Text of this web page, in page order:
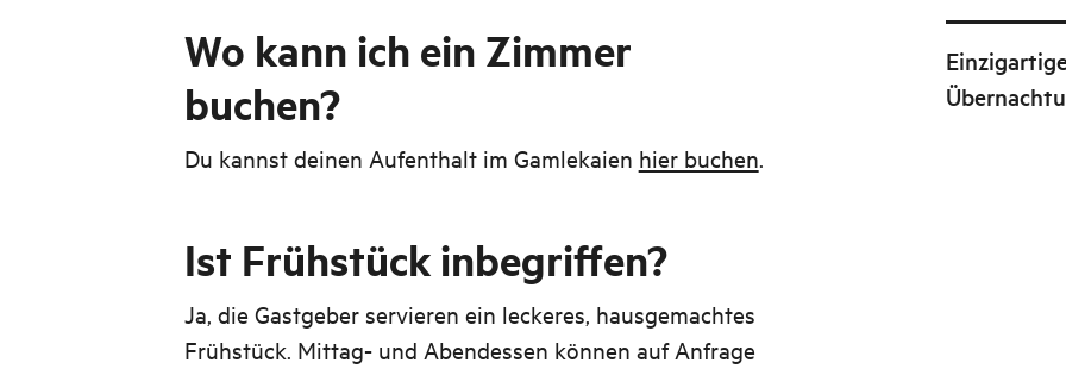
Wo kann ich ein Zimmer
buchen?
Du kannst deinen Aufenthalt im Gamlekaien hier buchen.
Ist Frühstück inbegriffen?
Ja, die Gastgeber servieren ein leckeres, hausgemachtes
Frühstück. Mittag- und Abendessen können auf Anfrage